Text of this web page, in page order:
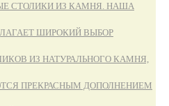
СТОЛИКИ ИЗ КАМНЯ. НАША
ШИРОКИЙ ВЫБОР
ИЗ НАТУРАЛЬНОГО КАМНЯ,
ПРЕКРАСНЫМ ДОПОЛНЕНИЕМ